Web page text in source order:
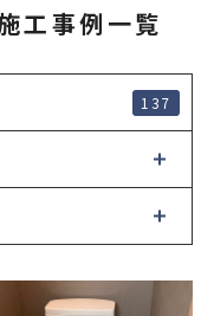
工事例一覧
137